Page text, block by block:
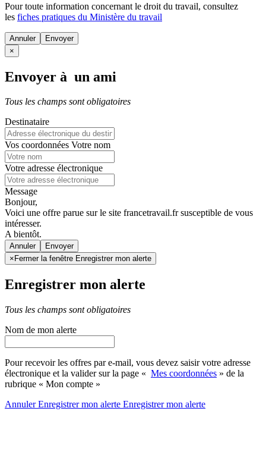
Pour toute information concernant le droit du travail, consultez
les fiches pratiques du Ministère du travail
Annuler
×
Envoyer à un ami
Tous les champs sont obligatoires
Destinataire
Vos coordonnées Votre nom
Votre adresse électronique
Message
Bonjour,
Voici une offre parue sur le site francetravail.fr susceptible de vous
intéresser.
A bientôt.
Annuler
× Fermer la fenêtre Enregistrer mon alerte
Enregistrer mon alerte
Tous les champs sont obligatoires
Nom de mon alerte
Pour recevoir les offres par e-mail, vous devez saisir votre adresse
électronique et la valider sur la page « Mes coordonnées » de la
rubrique « Mon compte »
AnnulerEnregistrer mon alerte Enregistrermon alerte